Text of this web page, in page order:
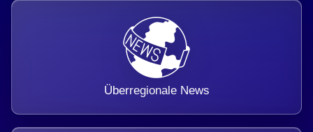
Überregionale News